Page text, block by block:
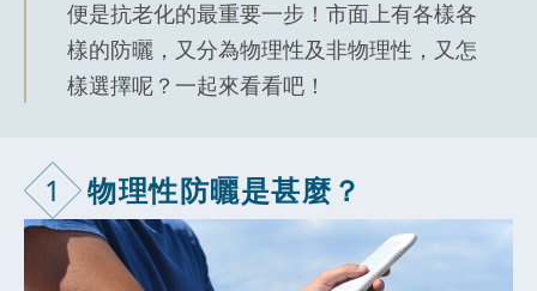
便是抗老化的最重要一步！市面上有各樣各
樣的防曬，又分為物理性及非物理性，又怎
樣選擇呢？一起來看看吧！
1 物理性防曬是甚麼？